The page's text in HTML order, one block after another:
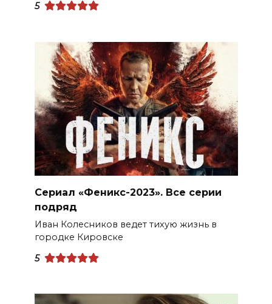
5
Сериал «Феникс-2023». Все серии
подряд
Иван Колесников ведет тихую жизнь в
городке Кировске
5